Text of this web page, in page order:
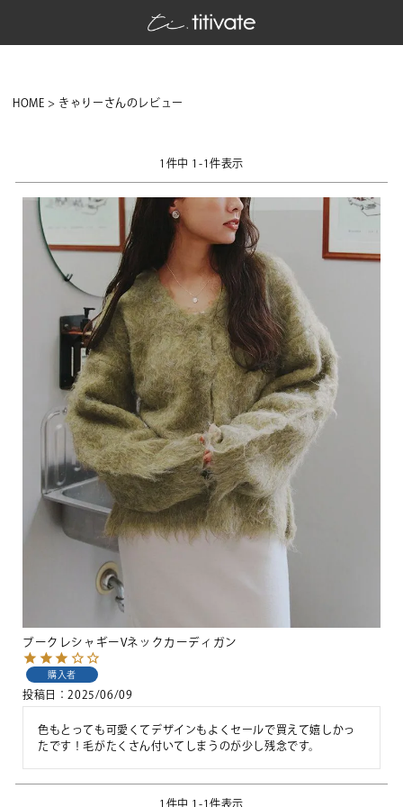
HOME きゃりーさんのレビュー
1 件中 1 -1件表示
ブークレシャギーVネックカーディガン
購入者
投稿日 2025/06/09
色もとっても可愛くてデザインもよくセールで買えて嬉しかっ
たです！毛がたくさん付いてしまうのが少し残念です。
1 件中 1 -1件表示